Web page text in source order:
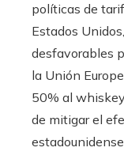
políticas de
Estados
desfavorables
la Unión
50% al
de mitigar el